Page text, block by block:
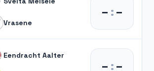
Vrasene
– :–
Eendracht Aalter
– :–